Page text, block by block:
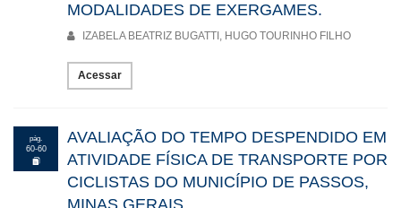
MODALIDADES DE EXERGAMES.
IZABELA BEATRIZ BUGATTI, HUGO TOURINHO FILHO
Acessar
pág.
60-60
AVALIAÇÃO DO TEMPO DESPENDIDO EM
ATIVIDADE FÍSICA DE TRANSPORTE POR
CICLISTAS DO MUNICÍPIO DE PASSOS,